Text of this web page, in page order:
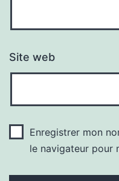
Site web
Enregistrer mon
le navigateur pour